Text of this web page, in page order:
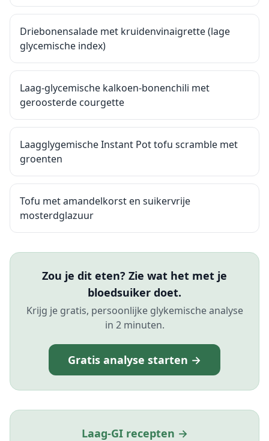
Driebonensalade met kruidenvinaigrette (lage
glycemische index)
Laag-glycemische kalkoen-bonenchili met
geroosterde courgette
Laagglygemische Instant Pot tofu scramble met
groenten
Tofu met amandelkorst en suikervrije
mosterdglazuur
Zou je dit eten? Zie wat het met je
bloedsuiker doet.
Krijg je gratis, persoonlijke glykemische analyse
in 2 minuten.
Gratis analyse starten →
Laag-GI recepten →